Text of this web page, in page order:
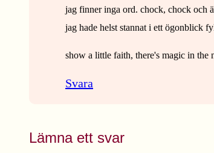
jag finner inga ord. chock, chock och
jag hade helst stannat i ett ögonblick
show a little faith, there's magic in the
Svara
Lämna ett svar